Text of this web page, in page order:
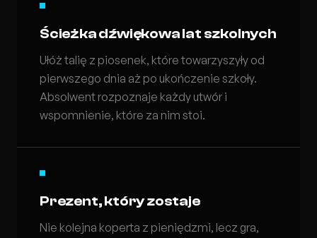
Ścieżka dźwiękowa lat szkolnych
Ułóż talię z piosenek, które towarzyszyły od
pierwszego dnia aż po ukończenie szkoły.
Absolwent rozpoznaje każdy utwór i
wspomnienie, które za nim stoi.
Prezent, który zostaje
Nie kolejna koperta z pieniędzmi, lecz gra,